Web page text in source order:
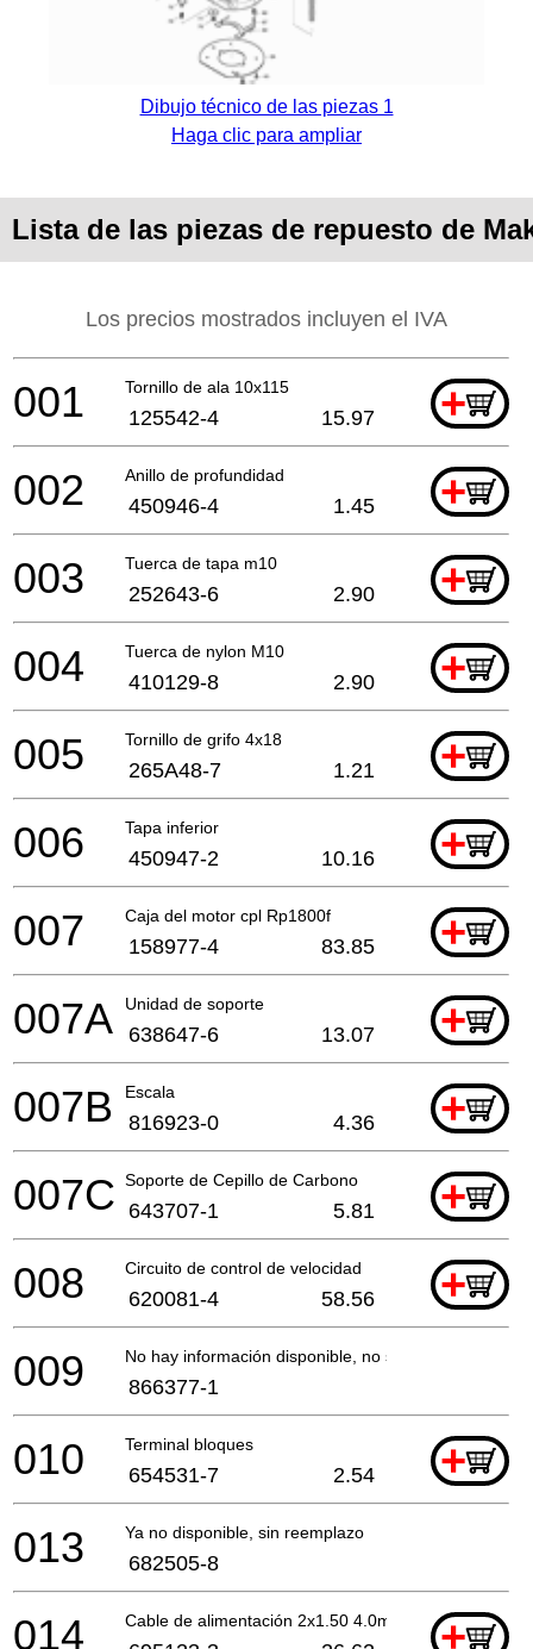
Dibujo técnico de las piezas 1
Haga clic para ampliar
Lista de las piezas de repuesto de
Los precios mostrados incluyen el IVA
Tornillo de ala 10x115 +
001 125542-4 15.97
Anillo de profundidad +
002 450946-4 1.45
Tuerca de tapa m10 +
003 252643-6 2.90
Tuerca de nylon M10 +
004 410129-8 2.90
Tornillo de grifo 4x18 +
005 265A48-7 1.21
Tapa inferior +
006 450947-2 10.16
Caja del motor cpl Rp1800f +
007 158977-4 83.85
Unidad de soporte +
007A 638647-6 13.07
Escala +
007B 816923-0 4.36
Soporte de Cepillo de Carbono +
007C 643707-1 5.81
Circuito de control de velocidad +
008 620081-4 58.56
No hay información disponible, no se puede pedir
009 866377-1
Terminal bloques +
010 654531-7 2.54
Ya no disponible, sin reemplazo
013 682505-8
Cable de alimentación 2x1.50 4.0mtr +
014